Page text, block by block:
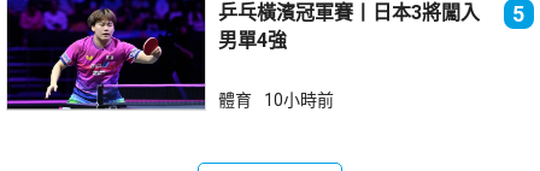
乒乓橫濱冠軍賽丨日本3將闖入
男單4強
5
體育 10小時前